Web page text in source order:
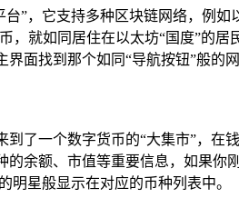
”，它支持多种区块链网络，例如
，就如同居住在以太坊“国度”的
面找到那个如同“导航按钮”般的
了一个数字货币的“大集市”，
余额、市值等重要信息，如果
明星般显示在对应的币种列表中。